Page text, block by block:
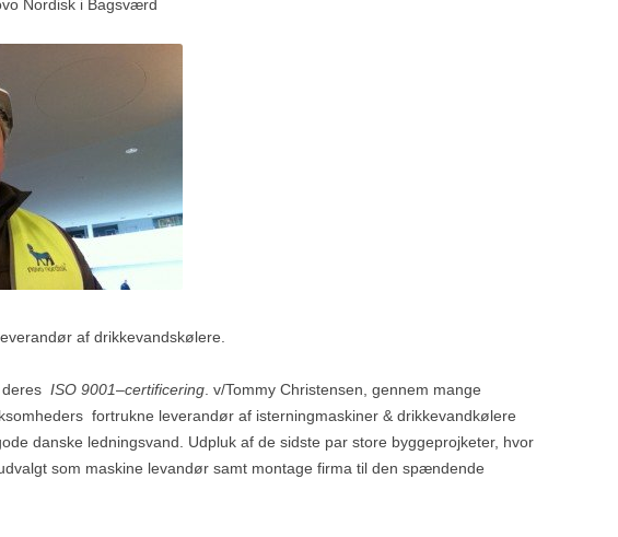
Nordisk i Bagsværd
af drikkevandskølere.
ISO 9001–certificering . v/Tommy Christensen, gennem mange
fortrukne leverandør af isterningmaskiner & drikkevandkølere
danske ledningsvand. Udpluk af de sidste par store byggeprojketer, hvor
som maskine levandør samt montage firma til den spændende